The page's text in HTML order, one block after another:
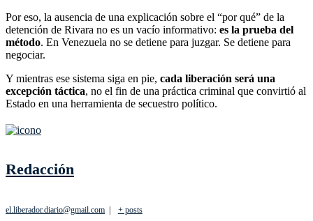
Por eso, la ausencia de una explicación sobre el “por qué” de la
detención de Rivara no es un vacío informativo: es la prueba del
método. En Venezuela no se detiene para juzgar. Se detiene para
negociar.
Y mientras ese sistema siga en pie, cada liberación será una
excepción táctica, no el fin de una práctica criminal que convirtió al
Estado en una herramienta de secuestro político.
Redacción
el.liberador.diario@gmail.com + posts